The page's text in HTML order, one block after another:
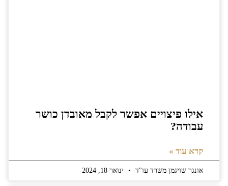
אילו פיצויים אפשר לקבל מאובדן כושר
עבודה?
קרא עוד »
אונגר שויגמן משרד עו"ד ינואר 18, 2024